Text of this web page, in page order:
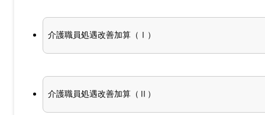
介護職員処遇改善加算（Ⅰ）
介護職員処遇改善加算（Ⅱ）